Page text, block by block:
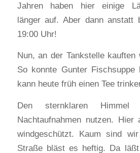
Jahren haben hier einige
länger auf. Aber dann anstatt
19:00 Uhr!
Nun, an der Tankstelle kauften
So konnte Gunter
kann heute früh einen Tee
Den sternklaren
Nachtaufnahmen nutzen.
windgeschützt. Kaum sind
Straße bläst es heftig. Da